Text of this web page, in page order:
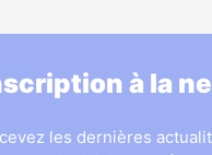
à la
les dernières